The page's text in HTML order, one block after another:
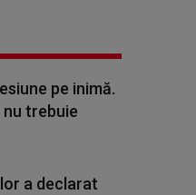
pe inimă.
trebuie
a declarat